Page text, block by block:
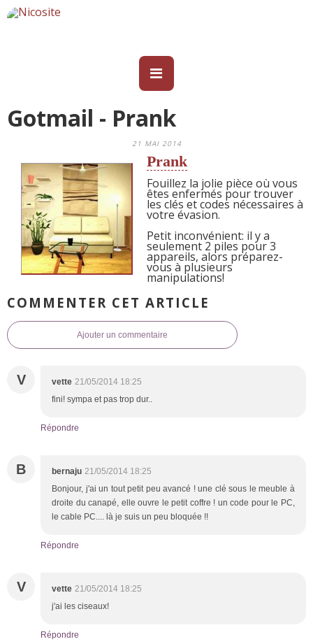
Gotmail - Prank
21 MAI 2014
Prank
Fouillez la jolie pièce où vous
êtes enfermés pour trouver
les clés et codes nécessaires à
votre évasion.
Petit inconvénient: il y a
seulement 2 piles pour 3
appareils, alors préparez-
vous à plusieurs
manipulations!
COMMENTER CET ARTICLE
Ajouter un commentaire
V vette 21/05/2014 18:25
fini! sympa et pas trop dur..
Répondre
B bernaju 21/05/2014 18:25
Bonjour, j'ai un tout petit peu avancé ! une clé sous le meuble à
droite du canapé, elle ouvre le petit coffre ! un code pour le PC,
le cable PC.... là je suis un peu bloquée !!
Répondre
V vette 21/05/2014 18:25
j'ai les ciseaux!
Répondre